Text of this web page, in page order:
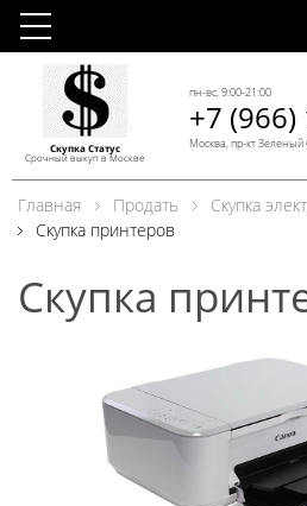
Скупка Статус
Срочный выкуп в Москве
пн-вс, 9:00-21:00
+7 (966)
Москва, пр-кт Зеленый
Главная Продать
Скупка
Скупка принтеров
Скупка